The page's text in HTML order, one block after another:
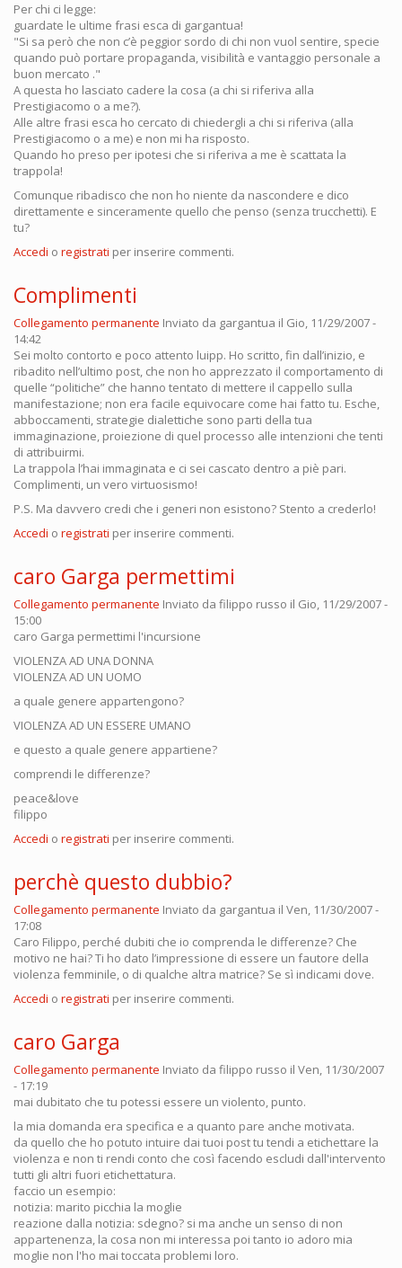
Per chi ci legge:
guardate le ultime frasi esca di gargantua!
"Si sa però che non c’è peggior sordo di chi non vuol sentire, specie
quando può portare propaganda, visibilità e vantaggio personale a
buon mercato ."
A questa ho lasciato cadere la cosa (a chi si riferiva alla
Prestigiacomo o a me?).
Alle altre frasi esca ho cercato di chiedergli a chi si riferiva (alla
Prestigiacomo o a me) e non mi ha risposto.
Quando ho preso per ipotesi che si riferiva a me è scattata la
trappola!
Comunque ribadisco che non ho niente da nascondere e dico
direttamente e sinceramente quello che penso (senza trucchetti). E
tu?
Accedi o registrati per inserire commenti.
Complimenti
Collegamento permanente Inviato da gargantua il Gio, 11/29/2007 -
14:42
Sei molto contorto e poco attento luipp. Ho scritto, fin dall’inizio, e
ribadito nell’ultimo post, che non ho apprezzato il comportamento di
quelle “politiche” che hanno tentato di mettere il cappello sulla
manifestazione; non era facile equivocare come hai fatto tu. Esche,
abboccamenti, strategie dialettiche sono parti della tua
immaginazione, proiezione di quel processo alle intenzioni che tenti
di attribuirmi.
La trappola l’hai immaginata e ci sei cascato dentro a piè pari.
Complimenti, un vero virtuosismo!
P.S. Ma davvero credi che i generi non esistono? Stento a crederlo!
Accedi o registrati per inserire commenti.
caro Garga permettimi
Collegamento permanente Inviato da filippo russo il Gio, 11/29/2007 -
15:00
caro Garga permettimi l'incursione
VIOLENZA AD UNA DONNA
VIOLENZA AD UN UOMO
a quale genere appartengono?
VIOLENZA AD UN ESSERE UMANO
e questo a quale genere appartiene?
comprendi le differenze?
peace&love
filippo
Accedi o registrati per inserire commenti.
perchè questo dubbio?
Collegamento permanente Inviato da gargantua il Ven, 11/30/2007 -
17:08
Caro Filippo, perché dubiti che io comprenda le differenze? Che
motivo ne hai? Ti ho dato l’impressione di essere un fautore della
violenza femminile, o di qualche altra matrice? Se sì indicami dove.
Accedi o registrati per inserire commenti.
caro Garga
Collegamento permanente Inviato da filippo russo il Ven, 11/30/2007
- 17:19
mai dubitato che tu potessi essere un violento, punto.
la mia domanda era specifica e a quanto pare anche motivata.
da quello che ho potuto intuire dai tuoi post tu tendi a etichettare la
violenza e non ti rendi conto che così facendo escludi dall'intervento
tutti gli altri fuori etichettatura.
faccio un esempio:
notizia: marito picchia la moglie
reazione dalla notizia: sdegno? si ma anche un senso di non
appartenenza, la cosa non mi interessa poi tanto io adoro mia
moglie non l'ho mai toccata problemi loro.